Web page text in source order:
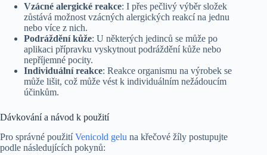
Vzácné alergické reakce: I přes pečlivý výběr složek
zůstává možnost vzácných alergických reakcí na jednu
nebo více z nich.
Podráždění kůže: U některých jedinců se může po
aplikaci přípravku vyskytnout podráždění kůže nebo
nepříjemné pocity.
Individuální reakce: Reakce organismu na výrobek se
může lišit, což může vést k individuálním nežádoucím
účinkům.
Dávkování a návod k použití
Pro správné použitíVenicold gelu na křečové žíly postupujte
podle následujících pokynů: